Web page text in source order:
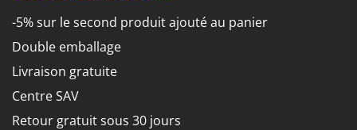
-5% sur le second produit ajouté au panier
Double emballage
Livraison gratuite
Centre SAV
Retour gratuit sous 30 jours